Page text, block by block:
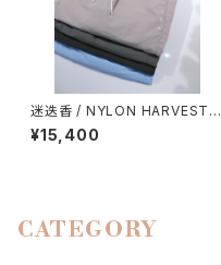
迷迭香 / NYLON HARVEST T
RAINER CLASSIC（2026）
¥15,400
CATEGORY